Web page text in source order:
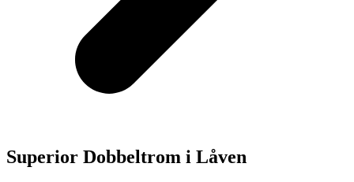
Superior Dobbeltrom i Låven